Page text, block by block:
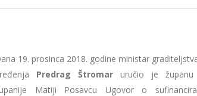
19. prosinca 2018. godine ministar
Predrag Štromar uručio je županu
Matiji Posavcu Ugovor o